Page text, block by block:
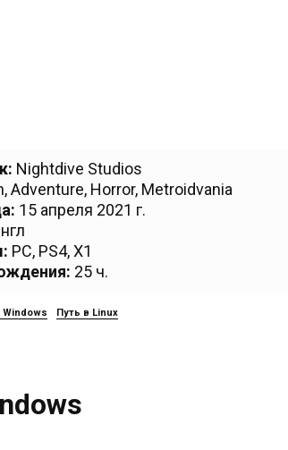
Nightdive Studios
,Adventure, Horror, Metroidvania
15 апреля 2021 г.
PC, PS4,X1
25 ч.
Windows Путь в Linux